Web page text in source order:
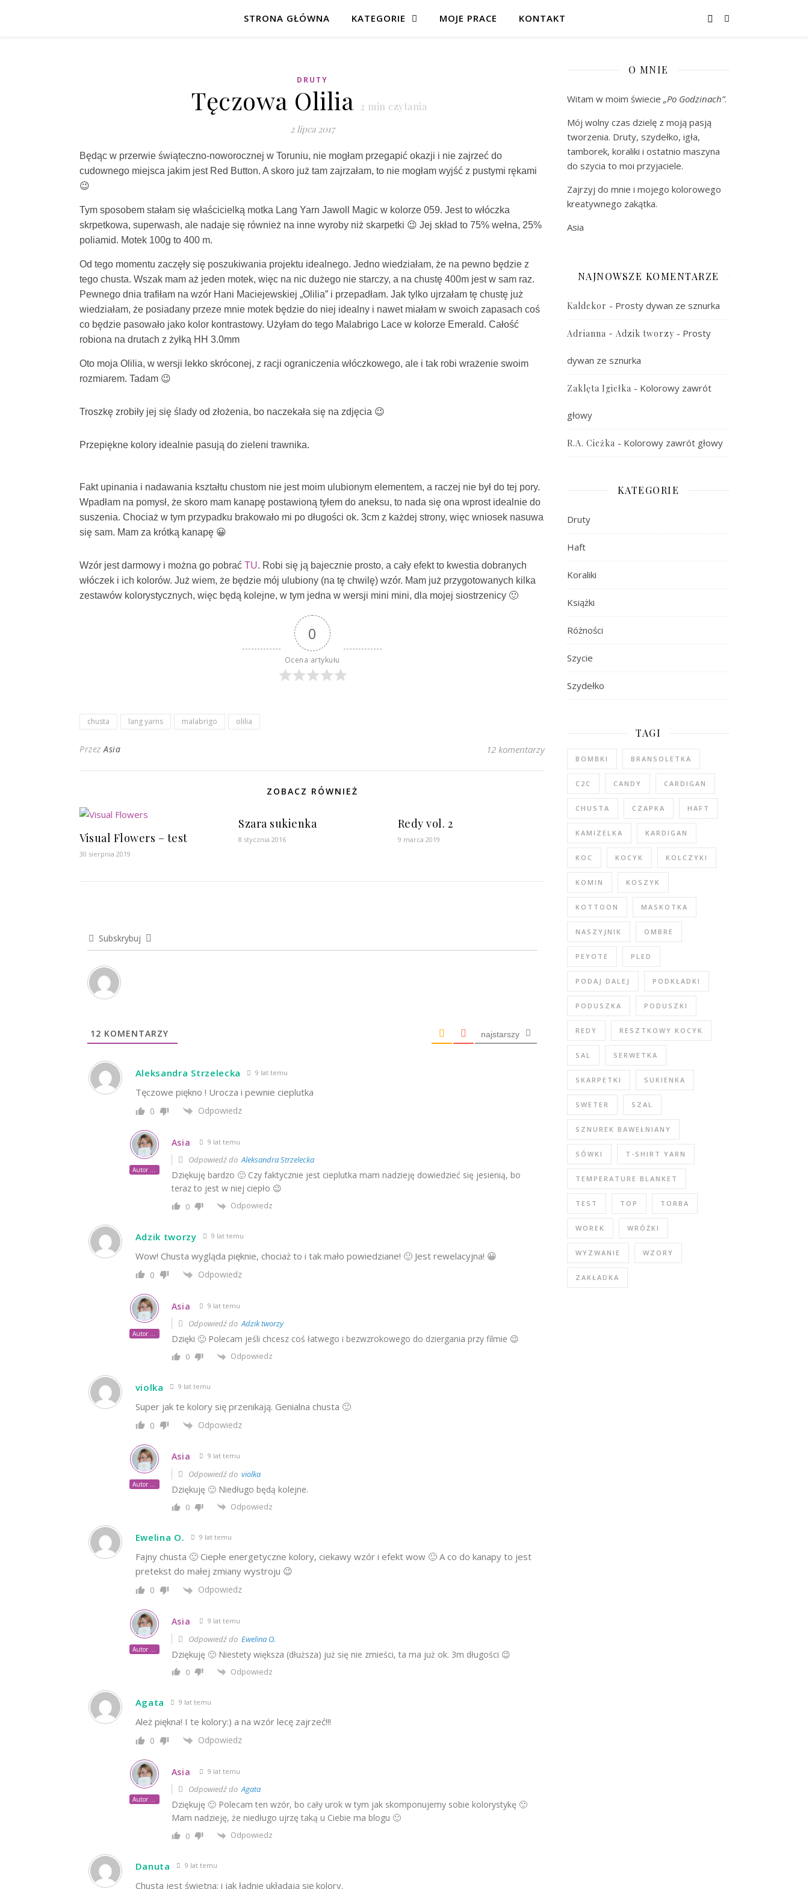
STRONA GŁÓWNA KATEGORIE MOJE PRACE KONTAKT
DRUTY
Tęczowa Olilia 2 min czytania
2 lipca 2017
Będąc w przerwie świąteczno-noworocznej w Toruniu, nie mogłam przegapić okazji i nie zajrzeć do
cudownego miejsca jakim jest Red Button. A skoro już tam zajrzałam, to nie mogłam wyjść z pustymi rękami
😉
Tym sposobem stałam się właścicielką motka Lang Yarn Jawoll Magic w kolorze 059. Jest to włóczka
skrpetkowa, superwash, ale nadaje się również na inne wyroby niż skarpetki 😉 Jej skład to 75% wełna, 25%
poliamid. Motek 100g to 400 m.
Od tego momentu zaczęły się poszukiwania projektu idealnego. Jedno wiedziałam, że na pewno będzie z
tego chusta. Wszak mam aż jeden motek, więc na nic dużego nie starczy, a na chustę 400m jest w sam raz.
Pewnego dnia trafiłam na wzór Hani Maciejewskiej „Olilia” i przepadłam. Jak tylko ujrzałam tę chustę już
wiedziałam, że posiadany przeze mnie motek będzie do niej idealny i nawet miałam w swoich zapasach coś
co będzie pasowało jako kolor kontrastowy. Użyłam do tego Malabrigo Lace w kolorze Emerald. Całość
robiona na drutach z żyłką HH 3.0mm
Oto moja Olilia, w wersji lekko skróconej, z racji ograniczenia włóczkowego, ale i tak robi wrażenie swoim
rozmiarem. Tadam 😉
Troszkę zrobiły jej się ślady od złożenia, bo naczekała się na zdjęcia 😉
Przepiękne kolory idealnie pasują do zieleni trawnika.
Fakt upinania i nadawania kształtu chustom nie jest moim ulubionym elementem, a raczej nie był do tej pory.
Wpadłam na pomysł, że skoro mam kanapę postawioną tyłem do aneksu, to nada się ona wprost idealnie do
suszenia. Chociaż w tym przypadku brakowało mi po długości ok. 3cm z każdej strony, więc wniosek nasuwa
się sam. Mam za krótką kanapę 😀
Wzór jest darmowy i można go pobrać TU. Robi się ją bajecznie prosto, a cały efekt to kwestia dobranych
włóczek i ich kolorów. Już wiem, że będzie mój ulubiony (na tę chwilę) wzór. Mam już przygotowanych kilka
zestawów kolorystycznych, więc będą kolejne, w tym jedna w wersji mini mini, dla mojej siostrzenicy 🙂
0
Ocena artykułu
chusta lang yarns malabrigo olilia
PrzezAsia 12 komentarzy
ZOBACZ RÓWNIEŻ
Visual Flowers – test
30 sierpnia 2019
Szara sukienka
8 stycznia 2016
Redy vol. 2
9 marca 2019
Subskrybuj
12 KOMENTARZY najstarszy
Aleksandra Strzelecka 9 lat temu
Tęczowe piękno ! Urocza i pewnie cieplutka
0 Odpowiedz
Autor posta
Asia 9 lat temu
Odpowiedź doAleksandra Strzelecka
Dziękuję bardzo 🙂 Czy faktycznie jest cieplutka mam nadzieję dowiedzieć się jesienią, bo
teraz to jest w niej ciepło 😉
0 Odpowiedz
Adzik tworzy 9 lat temu
Wow! Chusta wygląda pięknie, chociaż to i tak mało powiedziane! 🙂 Jest rewelacyjna! 😀
0 Odpowiedz
Autor posta
Asia 9 lat temu
Odpowiedź doAdzik tworzy
Dzięki 🙂 Polecam jeśli chcesz coś łatwego i bezwzrokowego do dziergania przy filmie 😉
0 Odpowiedz
violka 9 lat temu
Super jak te kolory się przenikają. Genialna chusta 🙂
0 Odpowiedz
Asia 9 lat temu
Odpowiedź do violka
Dziękuję 🙂 Niedługo będą kolejne.
0 Odpowiedz
Ewelina O. 9 lat temu
Fajny chusta 🙂 Ciepłe energetyczne kolory, ciekawy wzór i efekt wow 🙂 A co do kanapy to jest
pretekst do małej zmiany wystroju 😉
0 Odpowiedz
Asia 9 lat temu
Odpowiedź do Ewelina O.
Dziękuję 🙂 Niestety większa (dłuższa) już się nie zmieści, ta ma już ok. 3m długości 😉
0 Odpowiedz
Agata 9 lat temu
Ależ piękna! I te kolory:) a na wzór lecę zajrzeć!!!
0 Odpowiedz
Autor posta
Asia 9 lat temu
Odpowiedź doAgata
Dziękuję 🙂 Polecam ten wzór, bo cały urok w tym jak skomponujemy sobie kolorystykę 🙂
Mam nadzieję, że niedługo ujrzę taką u Ciebie ma blogu 🙂
0 Odpowiedz
Danuta 9 lat temu
Chusta jest świetna; i jak ładnie układają się kolory.
O MNIE
Witam w moim świecie „Po Godzinach”.
Mój wolny czas dzielę z moją pasją
tworzenia. Druty, szydełko, igła,
tamborek, koraliki i ostatnio maszyna
do szycia to moi przyjaciele.
Zajrzyj do mnie i mojego kolorowego
kreatywnego zakątka.
Asia
NAJNOWSZE KOMENTARZE
Kaldekor - Prosty dywan ze sznurka
Adrianna - Adzik tworzy - Prosty
dywan ze sznurka
Zaklęta Igiełka - Kolorowy zawrót
głowy
R.A. Cieżka - Kolorowy zawrót głowy
KATEGORIE
Druty
Haft
Koraliki
Książki
Różności
Szycie
Szydełko
TAGI
BOMBKI BRANSOLETKA
C2C CANDY CARDIGAN
CHUSTA CZAPKA HAFT
KAMIZELKA KARDIGAN
KOC KOCYK KOLCZYKI
KOMIN KOSZYK
KOTTOON MASKOTKA
NASZYJNIK OMBRE
PEYOTE PLED
PODAJ DALEJ PODKŁADKI
PODUSZKA PODUSZKI
REDY RESZTKOWY KOCYK
SAL SERWETKA
SKARPETKI SUKIENKA
SWETER SZAL
SZNUREK BAWEŁNIANY
SÓWKI T-SHIRT YARN
TEMPERATURE BLANKET
TEST TOP TORBA
WOREK WRÓŻKI
WYZWANIE WZORY
ZAKŁADKA